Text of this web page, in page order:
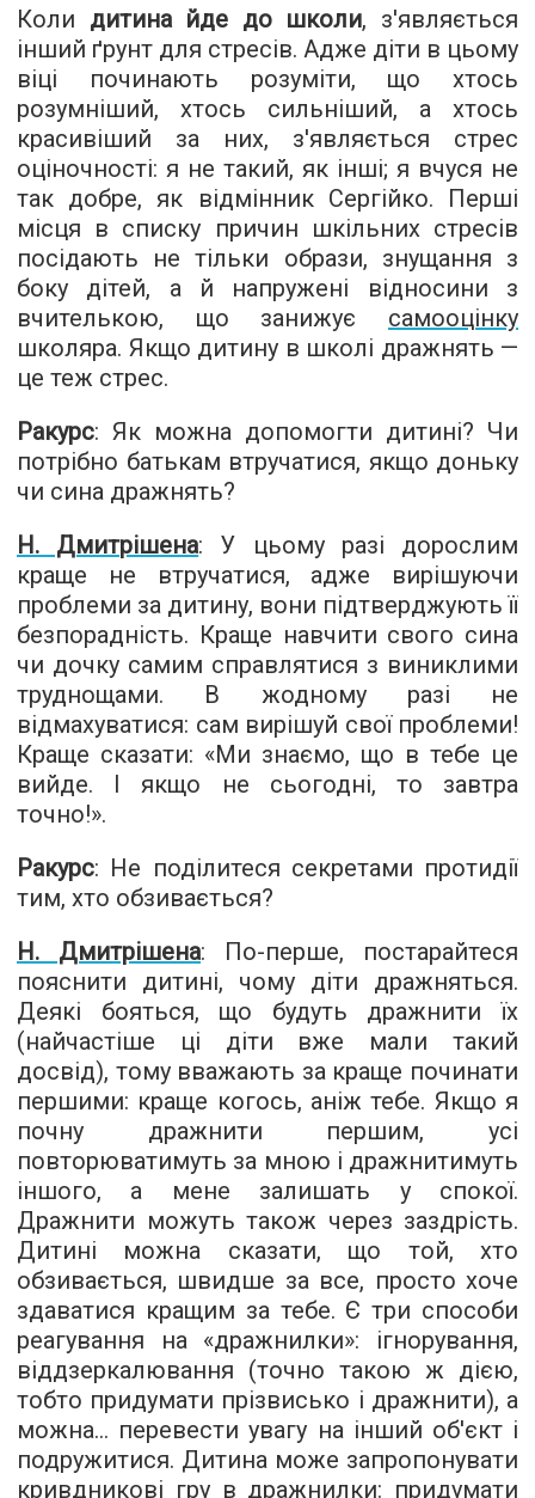
Коли дитина йде до школи, з'являється
інший ґрунт для стресів. Адже діти в цьому
віці починають розуміти, що хтось
розумніший, хтось сильніший, а хтось
красивіший за них, з'являється стрес
оціночності: я не такий, як інші; я вчуся не
так добре, як відмінник Сергійко. Перші
місця в списку причин шкільних стресів
посідають не тільки образи, знущання з
боку дітей, а й напружені відносини з
вчителькою, що занижує самооцінку
школяра. Якщо дитину в школі дражнять —
це теж стрес.
Ракурс: Як можна допомогти дитині? Чи
потрібно батькам втручатися, якщо доньку
чи сина дражнять?
Н. Дмитрішена: У цьому разі дорослим
краще не втручатися, адже вирішуючи
проблеми за дитину, вони підтверджують її
безпорадність. Краще навчити свого сина
чи дочку самим справлятися з виниклими
труднощами. В жодному разі не
відмахуватися: сам вирішуй свої проблеми!
Краще сказати: «Ми знаємо, що в тебе це
вийде. І якщо не сьогодні, то завтра
точно!».
Ракурс: Не поділитеся секретами протидії
тим, хто обзивається?
Н. Дмитрішена: По-перше, постарайтеся
пояснити дитині, чому діти дражняться.
Деякі бояться, що будуть дражнити їх
(найчастіше ці діти вже мали такий
досвід), тому вважають за краще починати
першими: краще когось, аніж тебе. Якщо я
почну дражнити першим, усі
повторюватимуть за мною і дражнитимуть
іншого, а мене залишать у спокої.
Дражнити можуть також через заздрість.
Дитині можна сказати, що той, хто
обзивається, швидше за все, просто хоче
здаватися кращим за тебе. Є три способи
реагування на «дражнилки»: ігнорування,
віддзеркалювання (точно такою ж дією,
тобто придумати прізвисько і дражнити), а
можна... перевести увагу на інший об'єкт і
подружитися. Дитина може запропонувати
кривдникові гру в дражнилки: придумати